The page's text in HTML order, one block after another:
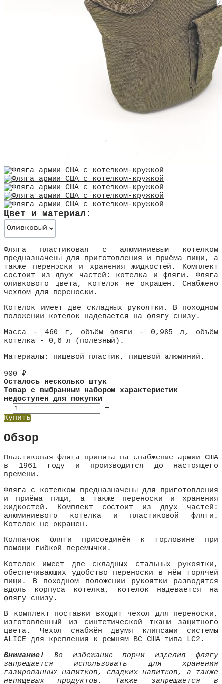
Цвет и материал:
Фляга пластиковая с алюминиевым котелком
предназначены для приготовления и приёма пищи, а
также переноски и хранения жидкостей. Комплект
состоит из двух частей: котелка и фляги. Фляга
оливкового цвета, котелок не окрашен. Снабжено
чехлом для переноски.
Котелок имеет две складных рукоятки. В походном
положении котелок надевается на флягу снизу.
Масса - 460 г, объём фляги - 0,985 л, объём
котелка - 0,6 л (полезный).
Материалы: пищевой пластик, пищевой алюминий.
900 ₽
Осталось несколько штук
Товар с выбранным набором характеристик
недоступен для покупки
–
+
Купить
Обзор
Пластиковая фляга принята на снабжение армии США
в 1961 году и производится до настоящего
времени.
Фляга с котелком предназначены для приготовления
и приёма пищи, а также переноски и хранения
жидкостей. Комплект состоит из двух частей:
алюминиевого котелка и пластиковой фляги.
Котелок не окрашен.
Колпачок фляги присоединён к горловине при
помощи гибкой перемычки.
Котелок имеет две складных стальных рукоятки,
обеспечивающих удобство переноски в нём горячей
пищи. В походном положении рукоятки разводятся
вдоль корпуса котелка, котелок надевается на
флягу снизу.
В комплект поставки входит чехол для переноски,
изготовленный из синтетической ткани защитного
цвета. Чехол снабжён двумя клипсами системы
ALICE для крепления к ремням ВС США типа LC2.
Внимание! Во избежание порчи изделия флягу
запрещается использовать для хранения
газированных напитков, сладких напитков, а также
непищевых продуктов. Также запрещается в